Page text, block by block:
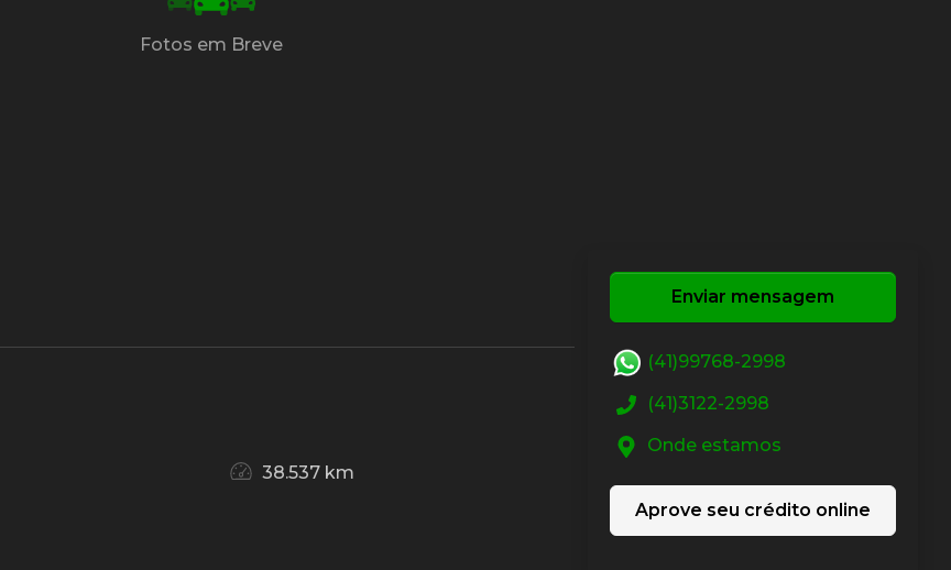
Fotos em Breve
38.537 km
Enviar mensagem
(41)99768-2998
(41)3122-2998
Onde estamos
Aprove seu crédito online